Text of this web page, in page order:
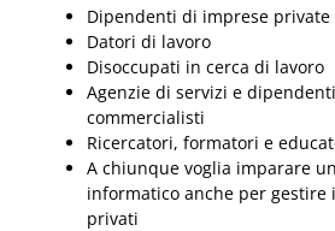
Dipendenti di imprese
Datori di lavoro
Disoccupati in cerca di lavoro
Agenzie di servizi e
commercialisti
Ricercatori, formatori e
A chiunque voglia imparare
informatico anche per gestire
privati